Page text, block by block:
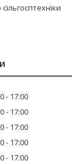
17:00
17:00
17:00
17:00
17:00